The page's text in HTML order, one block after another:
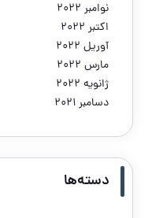
نوامبر 2022
اکتبر 2022
آوریل 2022
مارس 2022
ژانویه 2022
دسامبر 2021
دسته‌ها